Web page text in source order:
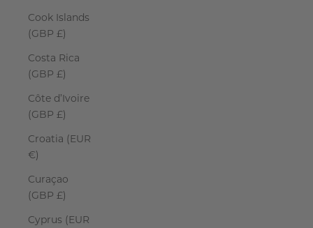
Cook Islands
(GBP £)
Costa Rica
(GBP £)
Côte d’Ivoire
(GBP £)
Croatia (EUR
€)
Curaçao
(GBP £)
Cyprus (EUR